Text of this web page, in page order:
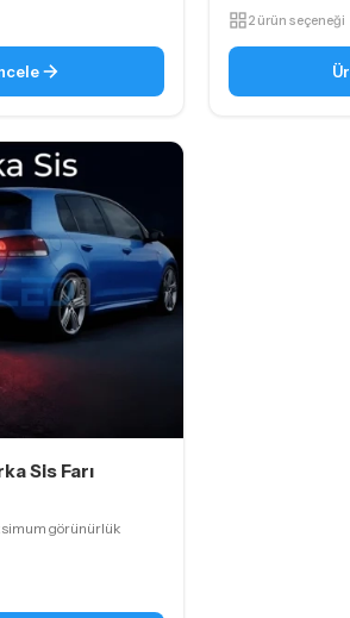
2 ürün seçeneği
Sis Farı
görünürlük